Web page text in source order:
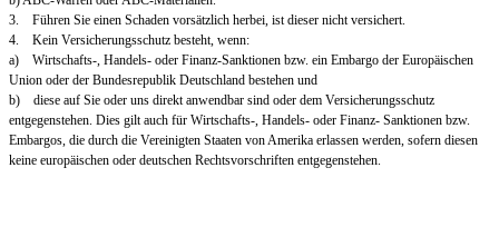
3. Führen Sie einen Schaden vorsätzlich herbei, ist dieser nicht versichert.
4. Kein Versicherungsschutz besteht, wenn:
a) Wirtschafts-, Handels- oder Finanz-Sanktionen bzw. ein Embargo der Europäischen
Union oder der Bundesrepublik Deutschland bestehen und
b) diese auf Sie oder uns direkt anwendbar sind oder dem Versicherungsschutz
entgegenstehen. Dies gilt auch für Wirtschafts-, Handels- oder Finanz- Sanktionen bzw.
Embargos, die durch die Vereinigten Staaten von Amerika erlassen werden, sofern diesen
keine europäischen oder deutschen Rechtsvorschriften entgegenstehen.